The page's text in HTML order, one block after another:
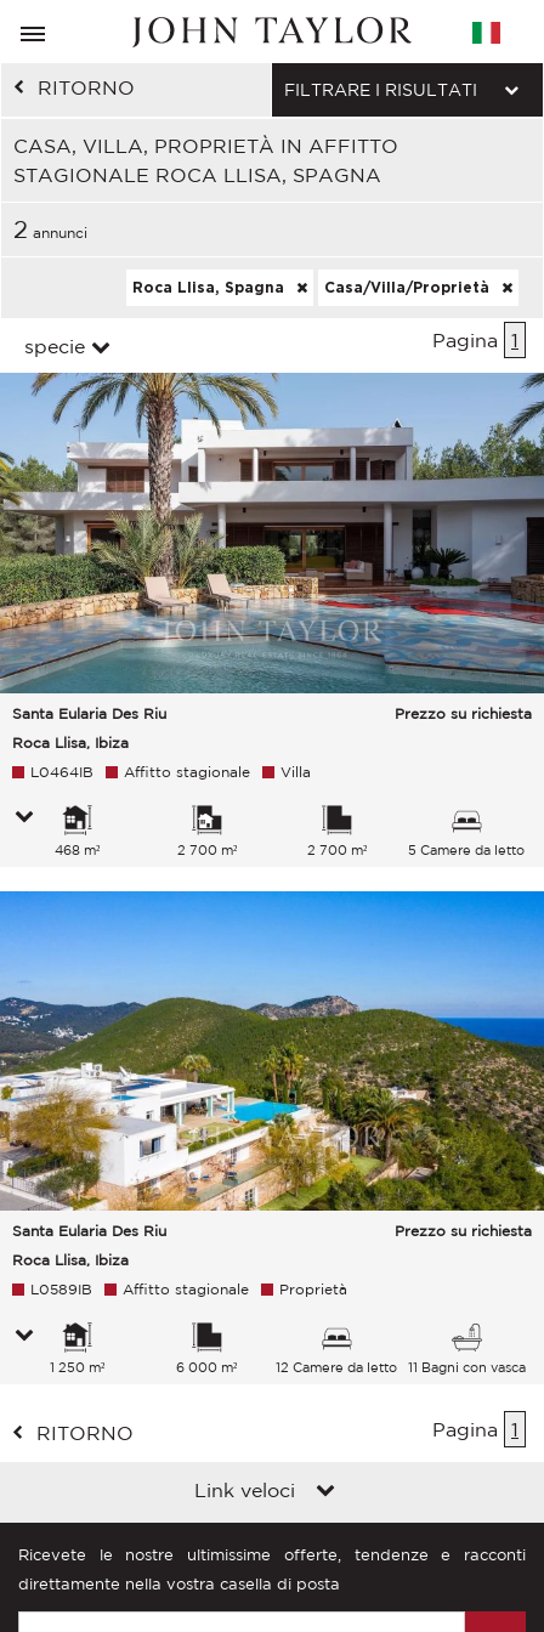
RITORNO
CASA, VILLA, PROPRIETÀ IN AFFITTO
STAGIONALE ROCA LLISA, SPAGNA
FILTRARE I RISULTATI
2 annunci
Roca Llisa, Spagna Casa/Villa/Proprietà
specie Pagina 1
Santa Eularia Des Riu
Roca Llisa, Ibiza
Prezzo su richiesta
L0464IB Affitto stagionale Villa
468 m² 2 700 m² 2 700 m² 5 Camere da letto
Santa Eularia Des Riu
Roca Llisa, Ibiza
Prezzo su richiesta
L0589IB Affitto stagionale Proprietà
1 250 m² 6 000 m² 12 Camere da letto 11 Bagni con vasca
RITORNO Pagina 1
Link veloci
Ricevete le nostre ultimissime offerte, tendenze e racconti
direttamente nella vostra casella di posta